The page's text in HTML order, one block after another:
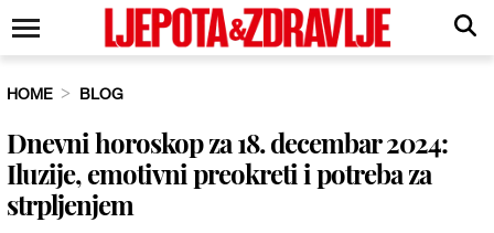
HOME BLOG
Dnevni horoskop za 18. decembar 2024:
Iluzije, emotivni preokreti i potreba za
strpljenjem